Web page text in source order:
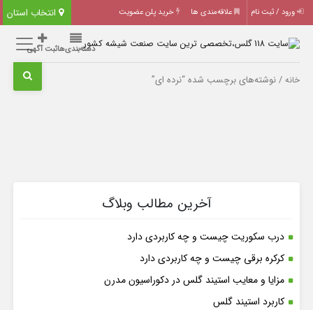
انتخاب استان ورود / ثبت نام علاقه‌مندی ها خرید پلن عضویت
دسته‌بندی‌هاثبت آگهی
خانه/ نوشته‌های برچسب شده “نرده ای”
آخرین مطالب وبلاگ
درب سکوریت چیست و چه کاربردی دارد
کرکره برقی چیست و چه کاربردی دارد
مزایا و معایب استیند گلس در دکوراسیون مدرن
کاربرد استیند گلس